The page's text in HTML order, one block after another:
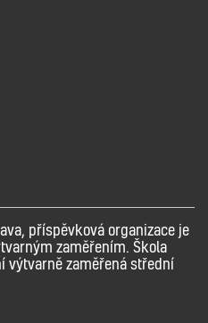
příspěvková organizace je
zaměřením. Škola
výtvarně zaměřená střední